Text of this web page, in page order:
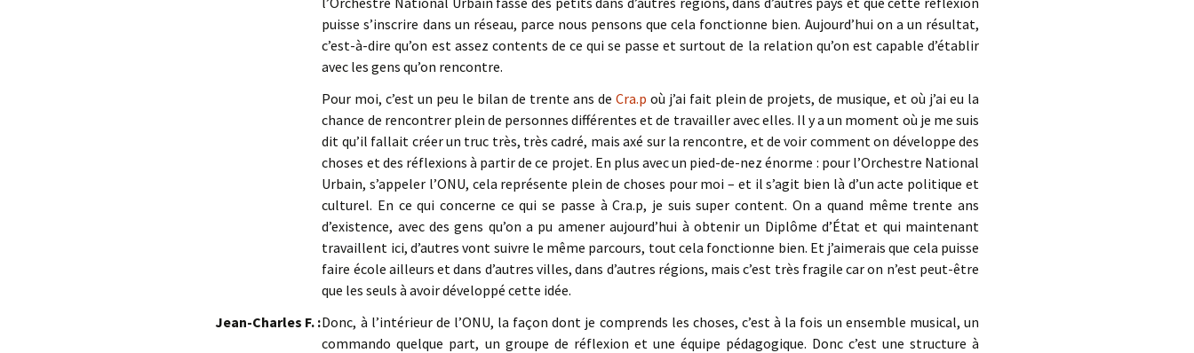
puisse s’inscrire dans un réseau, parce nous pensons que cela fonctionne bien. Aujourd’hui on a un résultat,
c’est-à-dire qu’on est assez contents de ce qui se passe et surtout de la relation qu’on est capable d’établir
avec les gens qu’on rencontre.
Pour moi, c’est un peu le bilan de trente ans de Cra.p où j’ai fait plein de projets, de musique, et où j’ai eu la
chance de rencontrer plein de personnes différentes et de travailler avec elles. Il y a un moment où je me suis
dit qu’il fallait créer un truc très, très cadré, mais axé sur la rencontre, et de voir comment on développe des
choses et des réflexions à partir de ce projet. En plus avec un pied-de-nez énorme : pour l’Orchestre National
Urbain, s’appeler l’ONU, cela représente plein de choses pour moi – et il s’agit bien là d’un acte politique et
culturel. En ce qui concerne ce qui se passe à Cra.p, je suis super content. On a quand même trente ans
d’existence, avec des gens qu’on a pu amener aujourd’hui à obtenir un Diplôme d’État et qui maintenant
travaillent ici, d’autres vont suivre le même parcours, tout cela fonctionne bien. Et j’aimerais que cela puisse
faire école ailleurs et dans d’autres villes, dans d’autres régions, mais c’est très fragile car on n’est peut-être
que les seuls à avoir développé cette idée.
Jean-Charles F. :Donc, à l’intérieur de l’ONU, la façon dont je comprends les choses, c’est à la fois un ensemble musical, un
commando quelque part, un groupe de réflexion et une équipe pédagogique. Donc c’est une structure à